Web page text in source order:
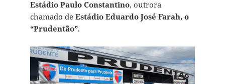
Estádio Paulo Constantino, outrora
chamado de Estádio Eduardo José Farah, o
“Prudentão”.